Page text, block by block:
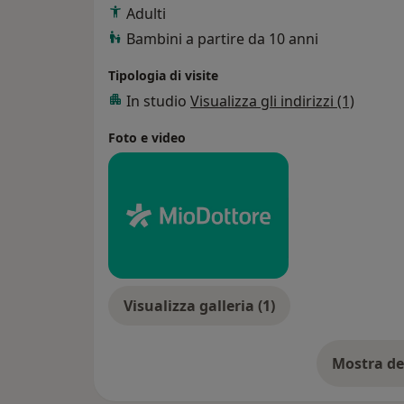
Adulti
Bambini a partire da 10 anni
Tipologia di visite
In studio Visualizza gli indirizzi (1)
Foto e video
Visualizza galleria (1)
Mostra